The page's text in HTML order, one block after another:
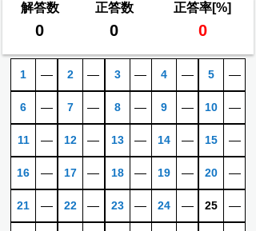
解答数 正答数 正答率[%]
0 0 0
1 ―
6 ―
11 ―
16 ―
21 ―
2 ―
7 ―
12 ―
17 ―
22 ―
3 ―
8 ―
13 ―
18 ―
23 ―
4 ―
9 ―
14 ―
19 ―
24 ―
5 ―
10 ―
15 ―
20 ―
25 ―